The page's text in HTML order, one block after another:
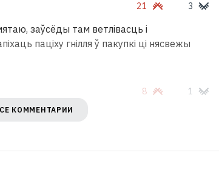
21 3
заўсёды там ветлівасць і
паціху гнілля ў пакупкі ці нясвежы
8 1
падманваюць.
КОММЕНТАРИИ